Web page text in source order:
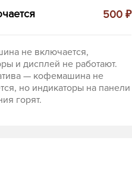
500 ₽
не включается,
и дисплей не работают.
— кофемашина не
но индикаторы на панели
горят.